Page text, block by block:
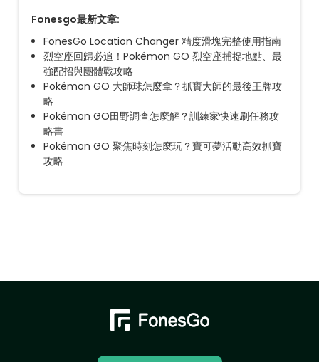
Fonesgo最新文章:
FonesGo Location Changer 精度滑塊完整使用指南
烈空座回歸必追！Pokémon GO 烈空座捕捉地點、最
強配招與團體戰攻略
Pokémon GO 大師球怎麼拿？抓寶大師的最後王牌攻
略
Pokémon GO田野調查怎麼解？訓練家快速刷任務攻
略書
Pokémon GO 聚焦時刻怎麼玩？寶可夢活動高效抓寶
攻略